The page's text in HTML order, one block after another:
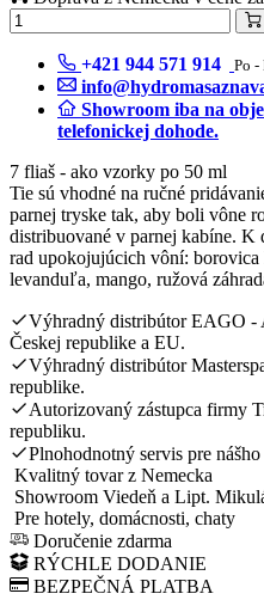
+421 944 571 914 Po -
Showroom iba na
telefonickej dohode.
7 fliaš - ako vzorky po 50 ml
Tie sú vhodné na ručné
parnej tryske tak, aby boli vône
distribuované v parnej kabíne.
rad upokojujúcich vôní: borovica
levanduľa, mango, ružová
Výhradný distribútor EAGO -
Českej republike a EU.
Výhradný distribútor
republike.
Autorizovaný zástupca firmy
republiku.
Plnohodnotný servis pre
Kvalitný tovar z Nemecka
Showroom Viedeň a Lipt.
Pre hotely, domácnosti, chaty
Doručenie zdarma
RÝCHLE DODANIE
BEZPEČNÁ PLATBA